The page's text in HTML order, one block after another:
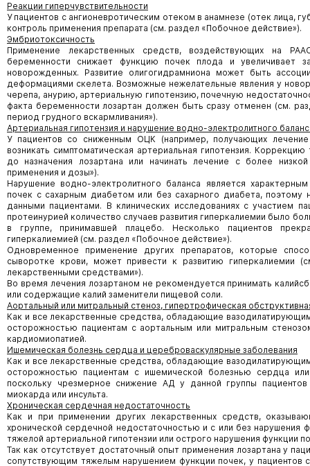
Реакции гиперчувствительности
У пациентов с ангионевротическим отеком в анамнезе (отек лица,
контроль применения препарата (см. раздел «Побочное действие»).
Эмбриотоксичность
Применение лекарственных средств, воздействующих на
беременности снижает функцию почек плода и увеличивает
новорожденных. Развитие олигогидрамниона может быть
деформациями скелета. Возможные нежелательные явления у
черепа, анурию, артериальную гипотензию, почечную
факта беременности лозартан должен быть сразу отменен (см.
период грудного вскармливания»).
Артериальная гипотензия и нарушение водно-электролитного
У пациентов со сниженным ОЦК (например, получающих
возникать симптоматическая артериальная гипотензия.
до назначения лозартана или начинать лечение с более
применения и дозы»).
Нарушение водно-электролитного баланса является
почек с сахарным диабетом или без сахарного диабета,
данными пациентами. В клинических исследованиях с участием
протеинурией количество случаев развития гиперкалиемии было
в группе, принимавшей плацебо. Несколько пациентов
гиперкалиемией (см. раздел «Побочное действие»).
Одновременное применение других препаратов, которые
сыворотке крови, может привести к развитию гиперкалиемии
лекарственными средствами»).
Во время лечения лозартаном не рекомендуется принимать
или содержащие калий заменители пищевой соли.
Аортальный или митральный стеноз, гипертрофическая
Как и все лекарственные средства, обладающие
осторожностью пациентам с аортальным или митральным
кардиомиопатией.
Ишемическая болезнь сердца и цереброваскулярные заболевания
Как и все лекарственные средства, обладающие
осторожностью пациентам с ишемической болезнью сердца или
поскольку чрезмерное снижение АД у данной группы
миокарда или инсульта.
Хроническая сердечная недостаточность
Как и при применении других лекарственных средств,
хронической сердечной недостаточностью и с или без нарушения
тяжелой артериальной гипотензии или острого нарушения функции
Так как отсутствует достаточный опыт применения лозартана у
сопутствующим тяжелым нарушением функции почек, у пациентов